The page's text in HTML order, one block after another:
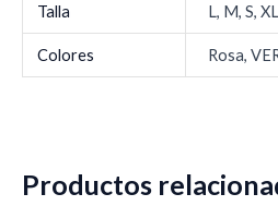
Talla L, M, S, XL
Colores Rosa,
Productos